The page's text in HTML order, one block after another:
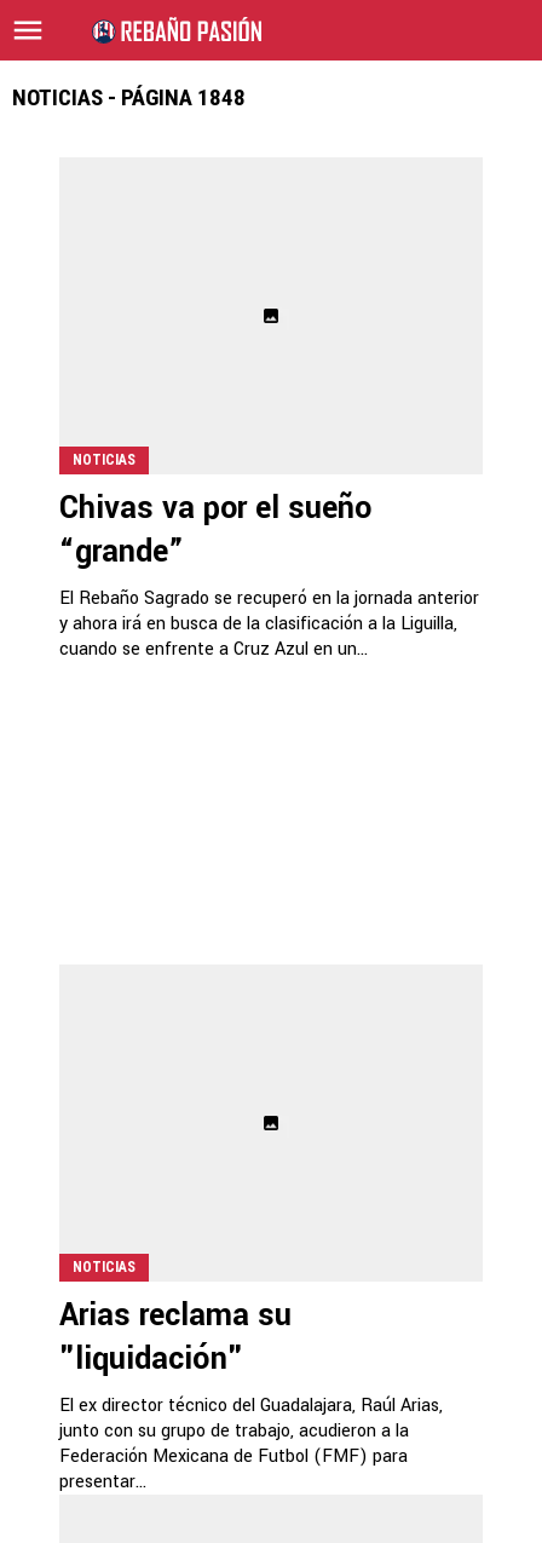
NOTICIAS - PÁGINA 1848
NOTICIAS
Chivas va por el sueño
“grande”
El Rebaño Sagrado se recuperó en la jornada anterior
y ahora irá en busca de la clasificación a la Liguilla,
cuando se enfrente a Cruz Azul en un...
NOTICIAS
Arias reclama su
"liquidación"
El ex director técnico del Guadalajara, Raúl Arias,
junto con su grupo de trabajo, acudieron a la
Federación Mexicana de Futbol (FMF) para
presentar...